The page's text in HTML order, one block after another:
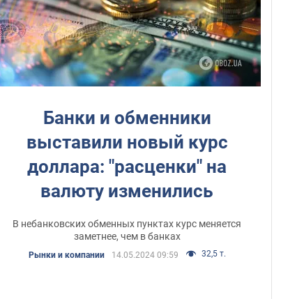
Банки и обменники
выставили новый курс
доллара: "расценки" на
валюту изменились
В небанковских обменных пунктах курс меняется
заметнее, чем в банках
Рынки и компании 14.05.2024 09:59 32,5 т.